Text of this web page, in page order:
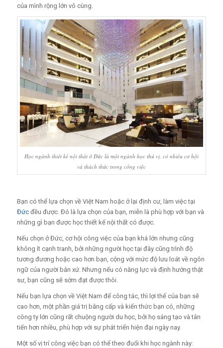
của mình rộng lớn vô cùng.
Học ngành thiết kế nội thất ở Đức là một ngành học thú vị, có nhiều cơ hội
và thách thức trong công việc
Bạn có thể lựa chọn về Việt Nam hoặc ở lại định cư, làm việc tại
Đứcđều được. Đó là lựa chọn của bạn, miễn là phù hợp với bạn và
những gì bạn được học thiết kế nội thất có được.
Nếu chọn ở Đức, cơ hội công việc của bạn khá lớn nhưng cũng
không ít cạnh tranh, bởi những người học tại đây cũng trình độ
tương đương hoặc cao hơn bạn, cộng với mức độ lưu loát về ngôn
ngữ của người bản xứ. Nhưng nếu có năng lực và định hướng thật
sư, bạn cũng sẽ sớm đạt được thôi.
Nếu bạn lựa chọn về Việt Nam để công tác, thì lợi thế của bạn sẽ
cao hơn, một phần giá trị bằng cấp và kiến thức bạn có, những
công ty lớn cũng rất chuộng người du học, bởi họ sáng tạo và tân
tiến hơn nhiều, phù hợp với sự phát triển hiện đại ngày nay.
Một số vị trí công việc bạn có thể theo đuổi khi học ngành này: